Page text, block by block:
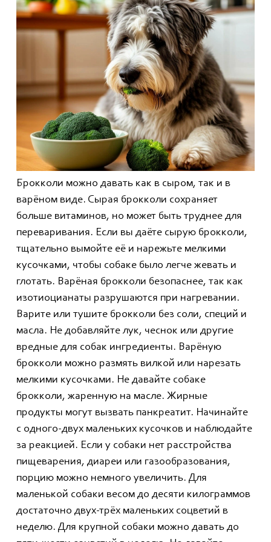
Брокколи можно давать как в сыром, так и в
варёном виде. Сырая брокколи сохраняет
больше витаминов, но может быть труднее для
переваривания. Если вы даёте сырую брокколи,
тщательно вымойте её и нарежьте мелкими
кусочками, чтобы собаке было легче жевать и
глотать. Варёная брокколи безопаснее, так как
изотиоцианаты разрушаются при нагревании.
Варите или тушите брокколи без соли, специй и
масла. Не добавляйте лук, чеснок или другие
вредные для собак ингредиенты. Варёную
брокколи можно размять вилкой или нарезать
мелкими кусочками. Не давайте собаке
брокколи, жаренную на масле. Жирные
продукты могут вызвать панкреатит. Начинайте
с одного-двух маленьких кусочков и наблюдайте
за реакцией. Если у собаки нет расстройства
пищеварения, диареи или газообразования,
порцию можно немного увеличить. Для
маленькой собаки весом до десяти килограммов
достаточно двух-трёх маленьких соцветий в
неделю. Для крупной собаки можно давать до